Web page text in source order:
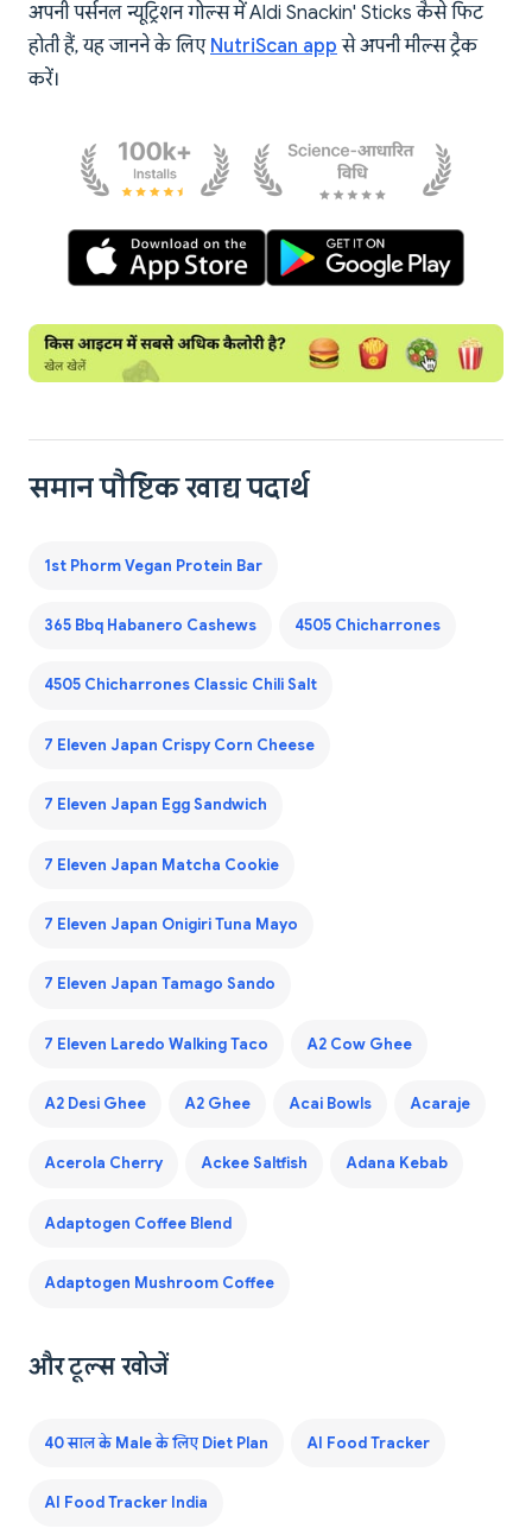
अपनी पर्सनल न्यूट्रिशन गोल्स में Aldi Snackin' Sticks कैसे फिट
होती हैं, यह जानने के लिए NutriScan app से अपनी मील्स ट्रैक
करें।
समान पौष्टिक खाद्य पदार्थ
1st Phorm Vegan Protein Bar
365 Bbq Habanero Cashews 4505 Chicharrones
4505 Chicharrones Classic Chili Salt
7 Eleven Japan Crispy Corn Cheese
7 Eleven Japan Egg Sandwich
7 Eleven Japan Matcha Cookie
7 Eleven Japan Onigiri Tuna Mayo
7 Eleven Japan Tamago Sando
7 Eleven Laredo Walking Taco A2 Cow Ghee
A2 Desi Ghee A2 Ghee Acai Bowls Acaraje
Acerola Cherry Ackee Saltfish Adana Kebab
Adaptogen Coffee Blend
Adaptogen Mushroom Coffee
और टूल्स खोजें
40 साल के Male के लिए Diet Plan AI Food Tracker
AI Food Tracker India